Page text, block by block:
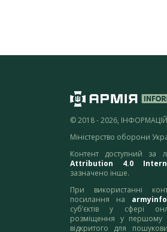
© 2018 - 2026,
Міністерство оборони
Контент доступний за
Attribution 4.0
зазначено інше.
При використанні
посилання на
суб’єктів у сфері
розміщення у першому
відкритого для